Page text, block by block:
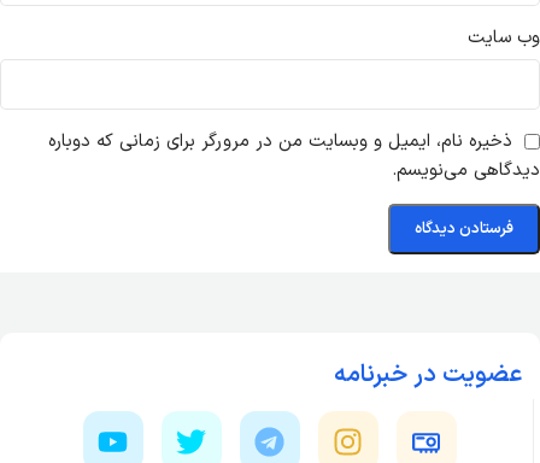
وب‌ سایت
ذخیره نام، ایمیل و وبسایت من در مرورگر برای زمانی که دوباره
دیدگاهی می‌نویسم.
عضویت در خبرنامه